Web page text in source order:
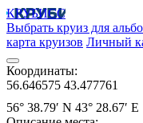
КРУБИСС
Выбрать круиз для
карта круизов Личный
Координаты:
56.646575 43.477761
56° 38.79′ N 43° 28.67′ E